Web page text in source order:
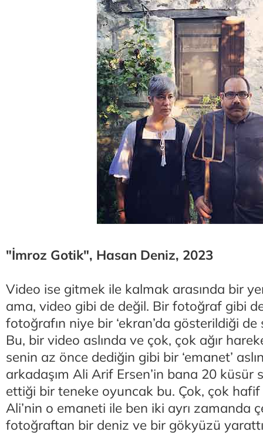
"İmroz Gotik", Hasan Deniz, 2023
Video ise gitmek ile kalmak arasında bir
ama, video gibi de değil. Bir fotoğraf gibi
fotoğrafın niye bir ‘ekran’da gösterildiği
Bu, bir video aslında ve çok, çok ağır
senin az önce dediğin gibi bir ‘emanet’
arkadaşım Ali Arif Ersen’in bana 20 küsür
ettiği bir teneke oyuncak bu. Çok, çok
Ali’nin o emaneti ile ben iki ayrı zamanda
fotoğraftan bir deniz ve bir gökyüzü